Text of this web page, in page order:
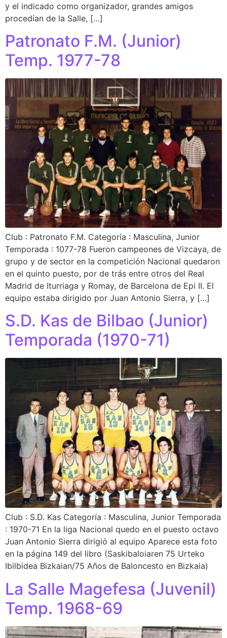
y el indicado como organizador, grandes amigos
procedían de la Salle, […]
Patronato F.M. (Junior)
Temp. 1977-78
Club : Patronato F.M. Categoría : Masculina, Junior
Temporada : 1077-78 Fueron campeones de Vizcaya, de
grupo y de sector en la competición Nacional quedaron
en el quinto puesto, por de trás entre otros del Real
Madrid de Iturriaga y Romay, de Barcelona de Epi II. El
equipo estaba dirigido por Juan Antonio Sierra, y […]
S.D. Kas de Bilbao (Junior)
Temporada (1970-71)
Club : S.D. Kas Categoría : Masculina, Junior Temporada
: 1970-71 En la liga Nacional quedo en el puesto octavo
Juan Antonio Sierra dirigió al equipo Aparece esta foto
en la página 149 del libro (Saskibaloiaren 75 Urteko
Ibilbidea Bizkaian/75 Años de Baloncesto en Bizkaia)
La Salle Magefesa (Juvenil)
Temp. 1968-69